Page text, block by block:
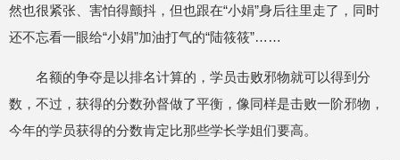
然也很紧张、害怕得颤抖，但也跟在“小娟”身后往里走了，同时
还不忘看一眼给“小娟”加油打气的“陆筱筱”……
名额的争夺是以排名计算的，学员击败邪物就可以得到分
数，不过，获得的分数孙督做了平衡，像同样是击败一阶邪物，
今年的学员获得的分数肯定比那些学长学姐们要高。